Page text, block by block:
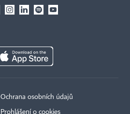
Ochrana osobních údajů
Prohlášení o cookies